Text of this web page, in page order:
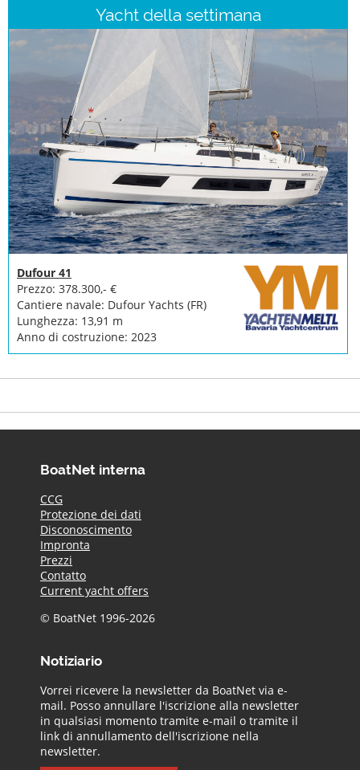
Yacht della settimana
Dufour 41
Prezzo: 378.300,- €
Cantiere navale: Dufour Yachts (FR)
Lunghezza: 13,91 m
Anno di costruzione: 2023
BoatNet interna
CCG
Protezione dei dati
Disconoscimento
Impronta
Prezzi
Contatto
Current yacht offers
© BoatNet 1996-2026
Notiziario
Vorrei ricevere la newsletter da BoatNet via e-
mail. Posso annullare l'iscrizione alla newsletter
in qualsiasi momento tramite e-mail o tramite il
link di annullamento dell'iscrizione nella
newsletter.